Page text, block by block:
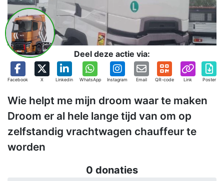
Deel deze actie via:
Facebook X Linkedin WhatsApp Instagram Email QR-code Link Poster
Wie helpt me mijn droom waar te maken
Droom er al hele lange tijd van om op
zelfstandig vrachtwagen chauffeur te
worden
0 donaties